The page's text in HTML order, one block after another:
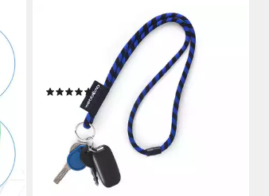
Schlüsselanhänger Lanyard Tubular
Schlüsselband mit Karabiner +
Schlüsselring keychain
(13)
6,59 €
lieferbar - in 2-3 Werktagen bei dir